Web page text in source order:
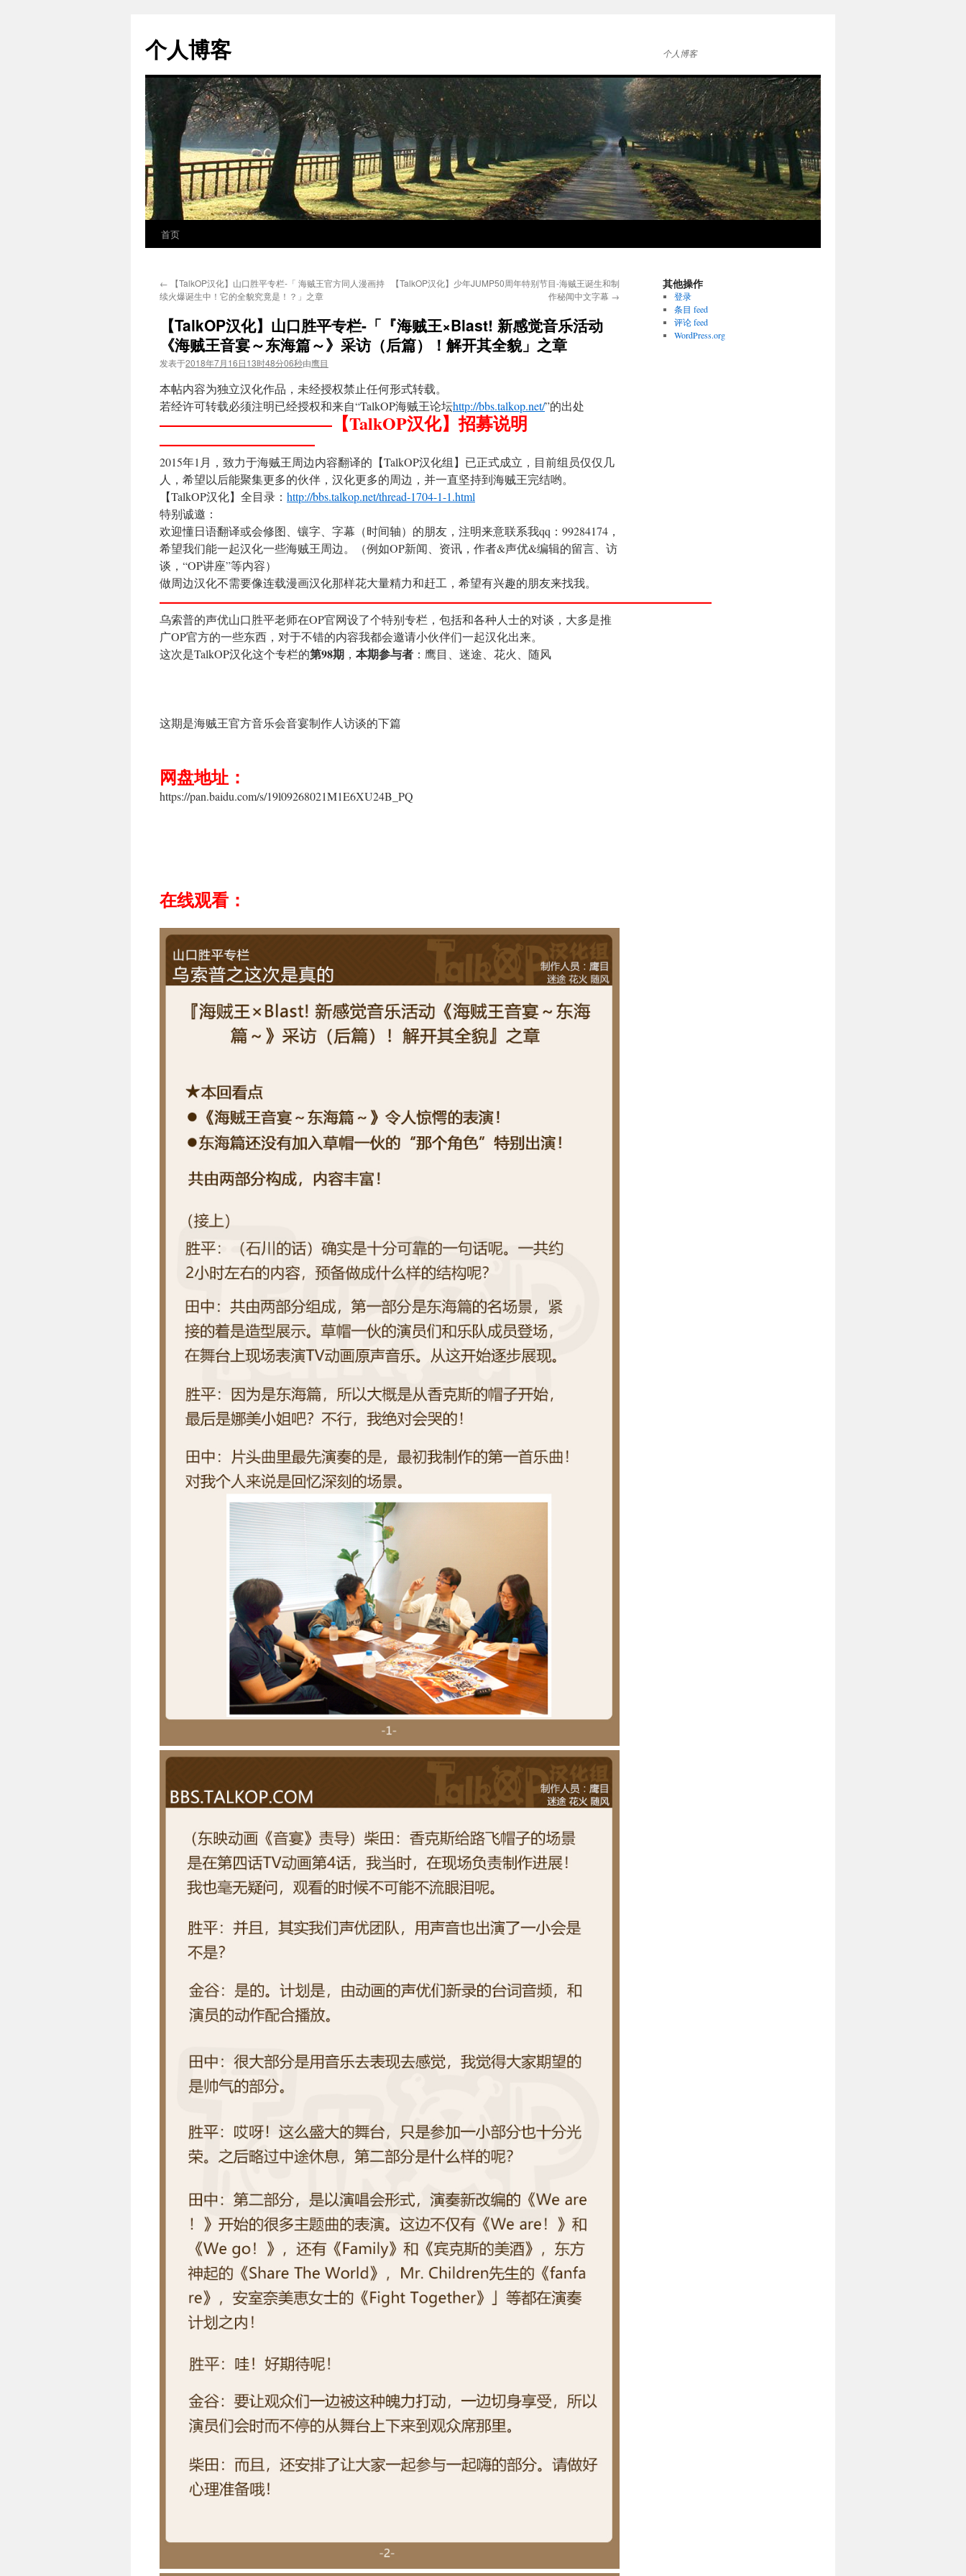
个人博客 个人博客
首页
← 【TalkOP汉化】山口胜平专栏-「 海贼王官方同人漫画持
续火爆诞生中！它的全貌究竟是！？」之章
【TalkOP汉化】少年JUMP50周年特别节目-海贼王诞生和制
作秘闻中文字幕 →
【TalkOP汉化】山口胜平专栏-「『海贼王×Blast! 新感觉音乐活动
《海贼王音宴～东海篇～》采访（后篇）！解开其全貌」之章
发表于2018年7月16日13时48分06秒由鹰目
本帖内容为独立汉化作品，未经授权禁止任何形式转载。
若经许可转载必须注明已经授权和来自“TalkOP海贼王论坛http://bbs.talkop.net/”的出处
——————————【TalkOP汉化】招募说明
—————————
2015年1月，致力于海贼王周边内容翻译的【TalkOP汉化组】已正式成立，目前组员仅仅几
人，希望以后能聚集更多的伙伴，汉化更多的周边，并一直坚持到海贼王完结哟。
【TalkOP汉化】全目录： http://bbs.talkop.net/thread-1704-1-1.html
特别诚邀：
欢迎懂日语翻译或会修图、镶字、字幕（时间轴）的朋友，注明来意联系我qq：99284174，
希望我们能一起汉化一些海贼王周边。（例如OP新闻、资讯，作者&声优&编辑的留言、访
谈，“OP讲座”等内容）
做周边汉化不需要像连载漫画汉化那样花大量精力和赶工，希望有兴趣的朋友来找我。
————————————————————————————————
乌索普的声优山口胜平老师在OP官网设了个特别专栏，包括和各种人士的对谈，大多是推
广OP官方的一些东西，对于不错的内容我都会邀请小伙伴们一起汉化出来。
这次是TalkOP汉化这个专栏的第98期 ， 本期参与者 ：鹰目、迷途、花火、随风
这期是海贼王官方音乐会音宴制作人访谈的下篇
网盘地址：
https://pan.baidu.com/s/19l09268021M1E6XU24B_PQ
在线观看：
其他操作
登录
条目 feed
评论 feed
WordPress.org